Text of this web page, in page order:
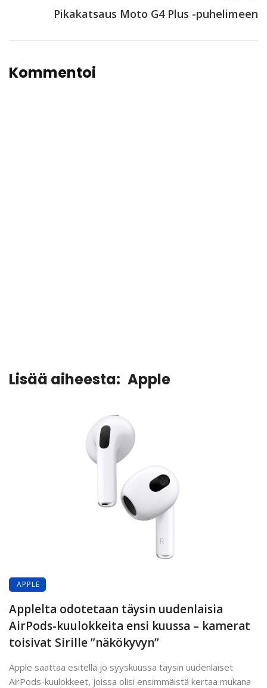
Pikakatsaus Moto G4 Plus -puhelimeen
Kommentoi
Lisää aiheesta: Apple
APPLE
Applelta odotetaan täysin uudenlaisia
AirPods-kuulokkeita ensi kuussa – kamerat
toisivat Sirille ”näkökyvyn”
Apple saattaa esitellä jo syyskuussa täysin uudenlaiset
AirPods-kuulokkeet, joissa olisi ensimmäistä kertaa mukana